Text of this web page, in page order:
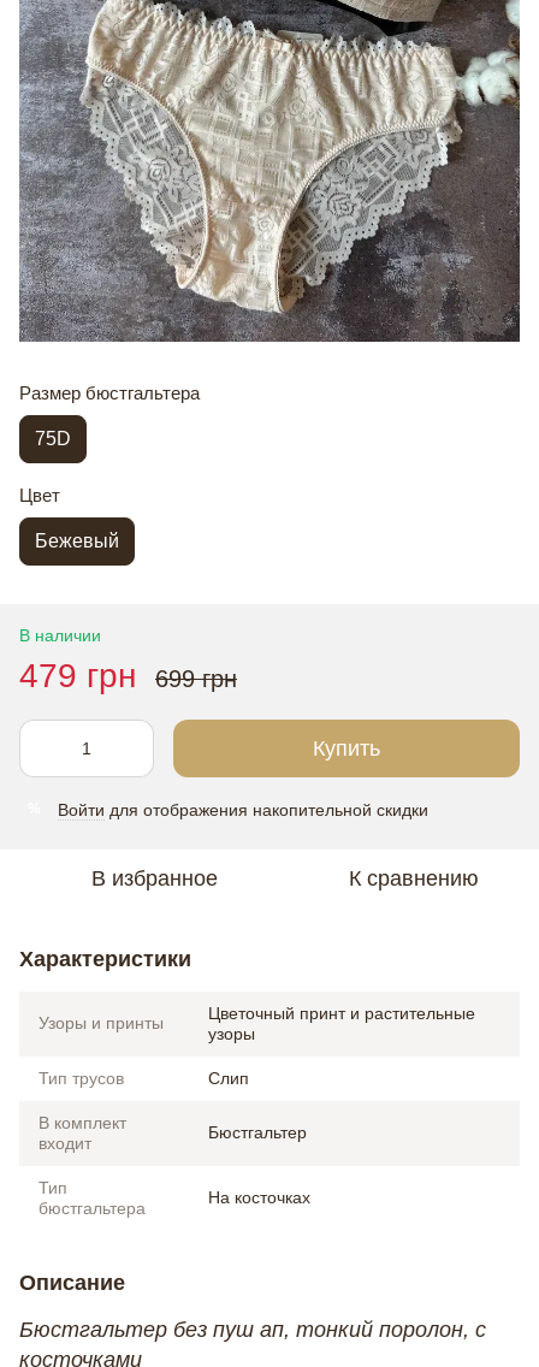
Размер бюстгальтера
75D
Цвет
Бежевый
В наличии
479 грн 699 грн
Купить
Войти для отображения накопительной скидки
В избранное К сравнению
Характеристики
Узоры и принты
Цветочный принт и растительные
узоры
Тип трусов Слип
В комплект
входит
Бюстгальтер
Тип
бюстгальтера
На косточках
Описание
Бюстгальтер без пуш ап, тонкий поролон, с
косточками